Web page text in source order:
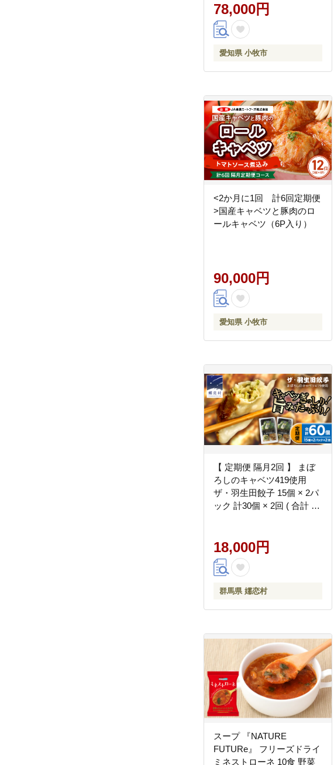
78,000円
愛知県 小牧市
<2か月に1回 計6回定期便
>国産キャベツと豚肉のロ
ールキャベツ（6P入り）
90,000円
愛知県 小牧市
【 定期便 隔月2回 】 まぼ
ろしのキャベツ419使用
ザ・羽生田餃子 15個 × 2パ
ック 計30個 × 2回 ( 合計 60
人気 冷凍 中華 中華惣菜 惣
菜 大容量 2回 [AL017tu]
18,000円
群馬県 嬬恋村
スープ 『NATURE
FUTURe』 フリーズドライ
ミネストローネ 10食 野菜